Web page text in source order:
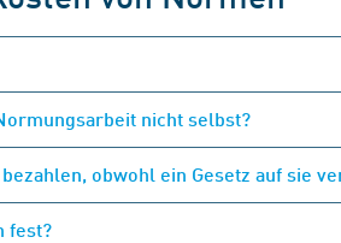
nicht selbst?
obwohl ein Gesetz auf sie
fest?